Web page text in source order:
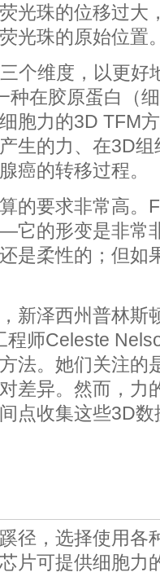
光珠的位移过大
光珠的原始位置
个维度，以更好
种在胶原蛋白（
胞力的3D TFM
生的力、在3D
的转移过程。
的要求非常高。
的形变是非常
是柔性的；但如
新泽西州普林斯
师Celeste
法。她们关注的
差异。然而，力
点收集这些3D
径，选择使用各
片可提供细胞力